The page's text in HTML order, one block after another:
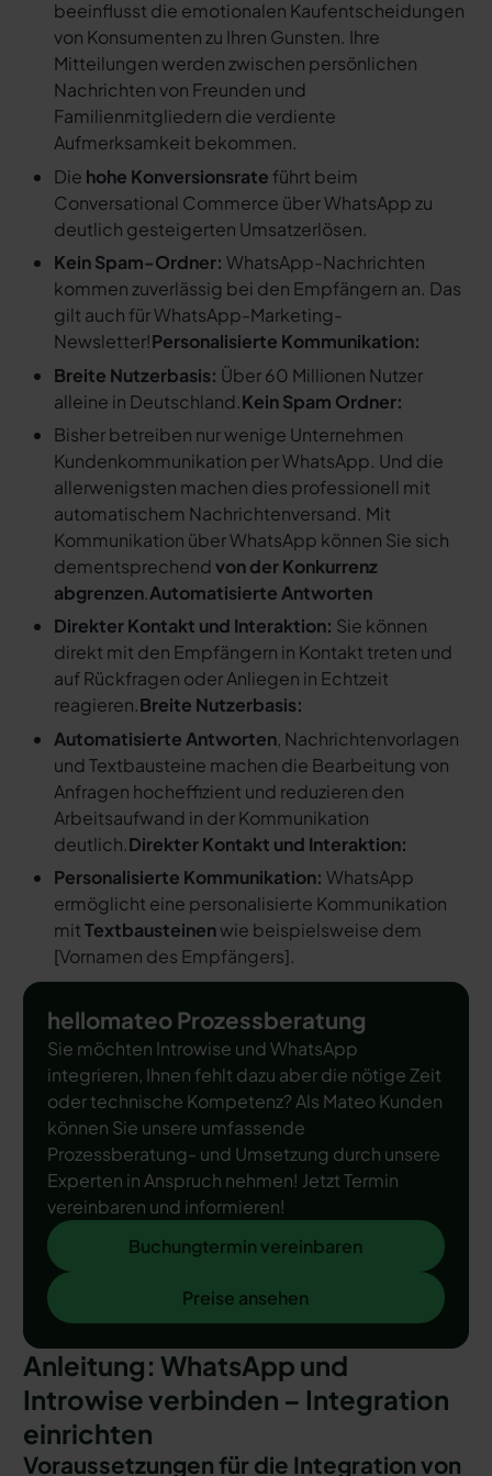
beeinflusst die emotionalen Kaufentscheidungen
von Konsumenten zu Ihren Gunsten. Ihre
Mitteilungen werden zwischen persönlichen
Nachrichten von Freunden und
Familienmitgliedern die verdiente
Aufmerksamkeit bekommen.
Die hohe Konversionsrate führt beim
Conversational Commerce über WhatsApp zu
deutlich gesteigerten Umsatzerlösen.
Kein Spam-Ordner: WhatsApp-Nachrichten
kommen zuverlässig bei den Empfängern an. Das
gilt auch für WhatsApp-Marketing-
Newsletter!Personalisierte Kommunikation:
Breite Nutzerbasis: Über 60 Millionen Nutzer
alleine in Deutschland.Kein Spam Ordner:
Bisher betreiben nur wenige Unternehmen
Kundenkommunikation per WhatsApp. Und die
allerwenigsten machen dies professionell mit
automatischem Nachrichtenversand. Mit
Kommunikation über WhatsApp können Sie sich
dementsprechendvon der Konkurrenz
abgrenzen.Automatisierte Antworten
Direkter Kontakt und Interaktion: Sie können
direkt mit den Empfängern in Kontakt treten und
auf Rückfragen oder Anliegen in Echtzeit
reagieren.Breite Nutzerbasis:
Automatisierte Antworten, Nachrichtenvorlagen
und Textbausteine machen die Bearbeitung von
Anfragen hocheffizient und reduzieren den
Arbeitsaufwand in der Kommunikation
deutlich.Direkter Kontakt und Interaktion:
Personalisierte Kommunikation: WhatsApp
ermöglicht eine personalisierte Kommunikation
mitTextbausteinenwie beispielsweise dem
[Vornamen des Empfängers].
hellomateo Prozessberatung
Sie möchten Introwise und WhatsApp
integrieren, Ihnen fehlt dazu aber die nötige Zeit
oder technische Kompetenz? Als Mateo Kunden
können Sie unsere umfassende
Prozessberatung- und Umsetzung durch unsere
Experten in Anspruch nehmen! Jetzt Termin
vereinbaren und informieren!
Buchungtermin vereinbaren
Buchungtermin vereinbaren
Preise ansehen
Preise ansehen
Anleitung: WhatsApp und
Introwise verbinden – Integration
einrichten
Voraussetzungen für die Integration von